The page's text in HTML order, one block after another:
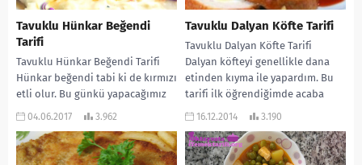
Tavuklu Hünkar Beğendi
Tarifi
Tavuklu Hünkar Beğendi Tarifi
Hünkar beğendi tabi ki de kırmızı
etli olur. Bu günkü yapacağımız
Hünkar Beğendi tavuk etiyle
04.06.2017 3.962
Tavuklu Dalyan Köfte Tarifi
Tavuklu Dalyan Köfte Tarifi
Dalyan köfteyi genellikle dana
etinden kıyma ile yapardım. Bu
tarifi ilk öğrendiğimde acaba
nasıl olur yine...
16.12.2014 3.190